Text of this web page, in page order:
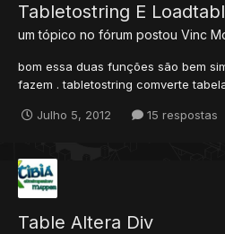
Tabletostring E
um tópico no fórum postou Vinc
bom essa duas funções são bem
fazem . tabletostring comverte
transforma uma string de table em
Julho 5, 2012 15 respostas
Table Altera Div